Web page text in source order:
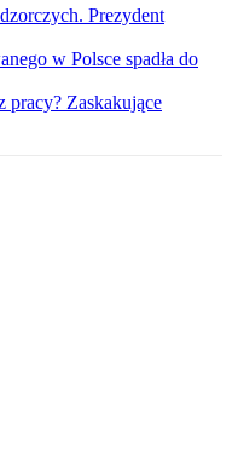
Prezydent
w Polsce spadła do
pracy? Zaskakujące